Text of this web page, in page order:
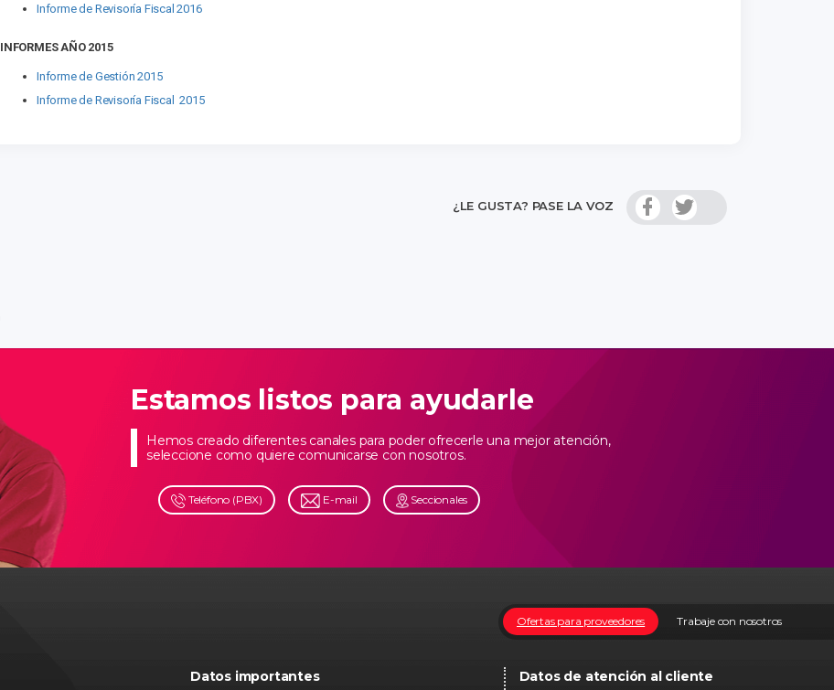
Informe de Revisoría Fiscal 2016
INFORMES AÑO 2015
Informe de Gestión 2015
Informe de Revisoría Fiscal 2015
¿LE GUSTA? PASE LA VOZ
Estamos listos para ayudarle
Hemos creado diferentes canales para poder ofrecerle una mejor atención,
seleccione como quiere comunicarse con nosotros.
Teléfono (PBX) E-mail Seccionales
Trabaje con nosotros
Ofertas para proveedores
Datos importantes Datos de atención al cliente